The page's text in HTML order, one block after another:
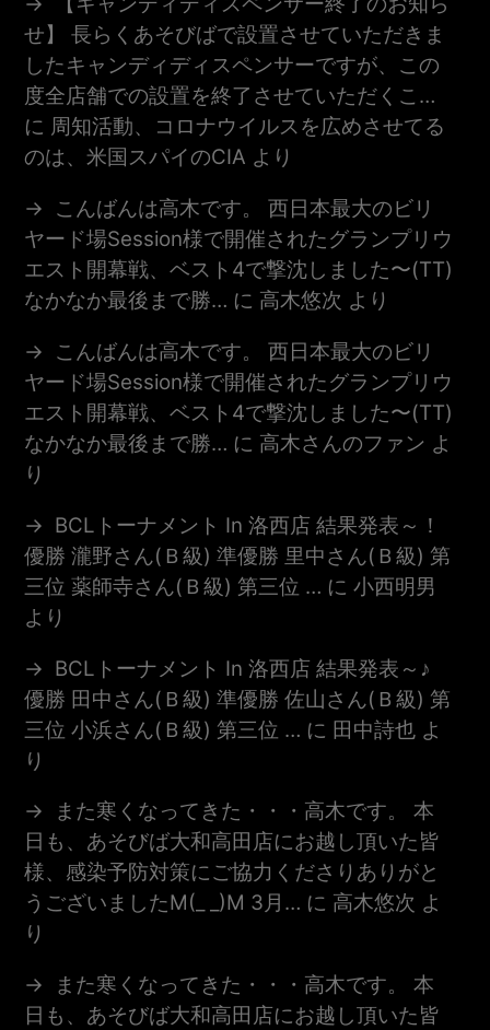
せ】 長らくあそびばで設置させていただきま
したキャンディディスペンサーですが、この
度全店舗での設置を終了させていただくこ…
に 周知活動、コロナウイルスを広めさせてる
のは、米国スパイのCIA より
こんばんは高木です。 西日本最大のビリ
ヤード場session様で開催されたグランプリウ
エスト開幕戦、ベスト4で撃沈しました〜(TT)
なかなか最後まで勝… に 高木悠次 より
こんばんは高木です。 西日本最大のビリ
ヤード場session様で開催されたグランプリウ
エスト開幕戦、ベスト4で撃沈しました〜(TT)
なかなか最後まで勝… に 高木さんのファン よ
り
BCLトーナメント In 洛西店 結果発表～！
優勝 瀧野さん(Ｂ級) 準優勝 里中さん(Ｂ級) 第
三位 薬師寺さん(Ｂ級) 第三位 … に小西明男
より
BCLトーナメント In 洛西店 結果発表～♪
優勝 田中さん(Ｂ級) 準優勝 佐山さん(Ｂ級) 第
三位 小浜さん(Ｂ級) 第三位 … に 田中詩也 よ
り
また寒くなってきた・・・高木です。 本
日も、あそびば大和高田店にお越し頂いた皆
様、感染予防対策にご協力くださりありがと
うございましたm(_ _)m 3月… に 高木悠次 よ
り
また寒くなってきた・・・高木です。 本
日も、あそびば大和高田店にお越し頂いた皆